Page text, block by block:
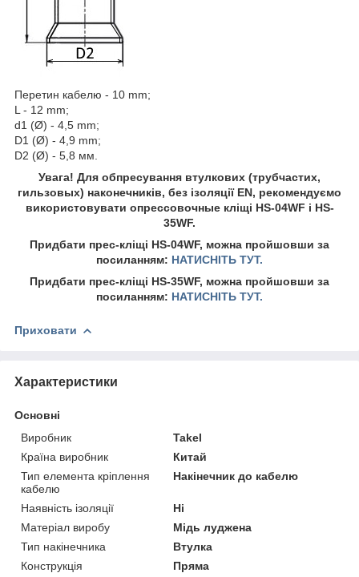
Перетин кабелю - 10 mm;
L - 12 mm;
d1 (Ø) - 4,5 mm;
D1 (Ø) - 4,9 mm;
D2 (Ø) - 5,8 мм.
Увага! Для обпресування втулкових (трубчастих,
гильзовых) наконечників, без ізоляції EN, рекомендуємо
використовувати опрессовочные кліщі HS-04WF і HS-
35WF.
Придбати прес-кліщі HS-04WF, можна пройшовши за
посиланням: НАТИСНІТЬ ТУТ.
Придбати прес-кліщі HS-35WF, можна пройшовши за
посиланням: НАТИСНІТЬ ТУТ.
Приховати
Характеристики
Основні
Виробник
Takel
Країна виробник
Китай
Тип елемента кріплення
кабелю
Накінечник до кабелю
Наявність ізоляції
Ні
Матеріал виробу
Мідь луджена
Тип накінечника
Втулка
Конструкція
Пряма